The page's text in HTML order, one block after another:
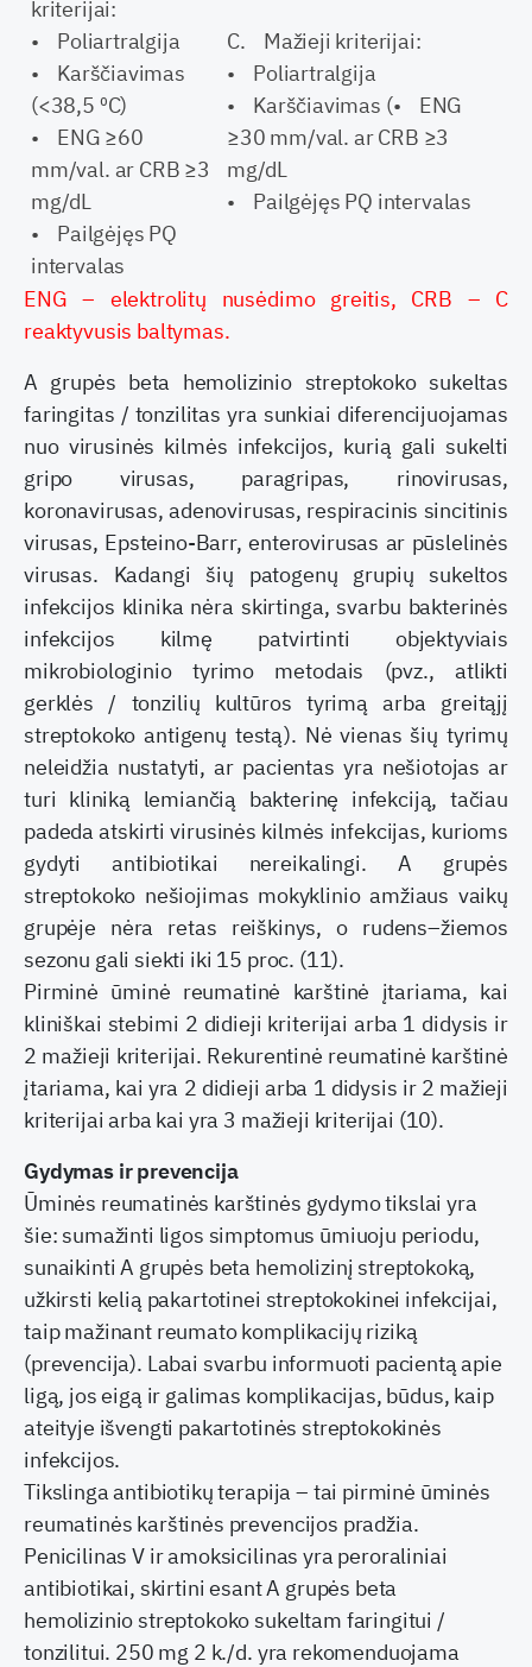
kriterijai:
• Poliartralgija
• Karščiavimas
(<38,5 ⁰C)
• ENG ≥60
mm/val. ar CRB ≥3
mg/dL
• Pailgėjęs PQ
intervalas
C. Mažieji kriterijai:
• Poliartralgija
• Karščiavimas (• ENG
≥30 mm/val. ar CRB ≥3
mg/dL
• Pailgėjęs PQ intervalas
ENG – elektrolitų nusėdimo greitis, CRB – C
reaktyvusis baltymas.
A grupės beta hemolizinio streptokoko sukeltas
faringitas / tonzilitas yra sunkiai diferencijuojamas
nuo virusinės kilmės infekcijos, kurią gali sukelti
gripo virusas, paragripas, rinovirusas,
koronavirusas, adenovirusas, respiracinis sincitinis
virusas, Epsteino-Barr, enterovirusas ar pūslelinės
virusas. Kadangi šių patogenų grupių sukeltos
infekcijos klinika nėra skirtinga, svarbu bakterinės
infekcijos kilmę patvirtinti objektyviais
mikrobiologinio tyrimo metodais (pvz., atlikti
gerklės / tonzilių kultūros tyrimą arba greitąjį
streptokoko antigenų testą). Nė vienas šių tyrimų
neleidžia nustatyti, ar pacientas yra nešiotojas ar
turi kliniką lemiančią bakterinę infekciją, tačiau
padeda atskirti virusinės kilmės infekcijas, kurioms
gydyti antibiotikai nereikalingi. A grupės
streptokoko nešiojimas mokyklinio amžiaus vaikų
grupėje nėra retas reiškinys, o rudens–žiemos
sezonu gali siekti iki 15 proc. (11).
Pirminė ūminė reumatinė karštinė įtariama, kai
kliniškai stebimi 2 didieji kriterijai arba 1 didysis ir
2 mažieji kriterijai. Rekurentinė reumatinė karštinė
įtariama, kai yra 2 didieji arba 1 didysis ir 2 mažieji
kriterijai arba kai yra 3 mažieji kriterijai (10).
Gydymas ir prevencija
Ūminės reumatinės karštinės gydymo tikslai yra
šie: sumažinti ligos simptomus ūmiuoju periodu,
sunaikinti A grupės beta hemolizinį streptokoką,
užkirsti kelią pakartotinei streptokokinei infekcijai,
taip mažinant reumato komplikacijų riziką
(prevencija). Labai svarbu informuoti pacientą apie
ligą, jos eigą ir galimas komplikacijas, būdus, kaip
ateityje išvengti pakartotinės streptokokinės
infekcijos.
Tikslinga antibiotikų terapija – tai pirminė ūminės
reumatinės karštinės prevencijos pradžia.
Penicilinas V ir amoksicilinas yra peroraliniai
antibiotikai, skirtini esant A grupės beta
hemolizinio streptokoko sukeltam faringitui /
tonzilitui. 250 mg 2 k./d. yra rekomenduojama